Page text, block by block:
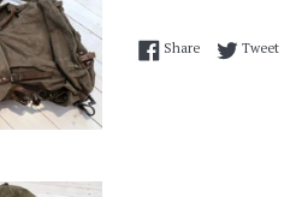
ShareShare onTweet